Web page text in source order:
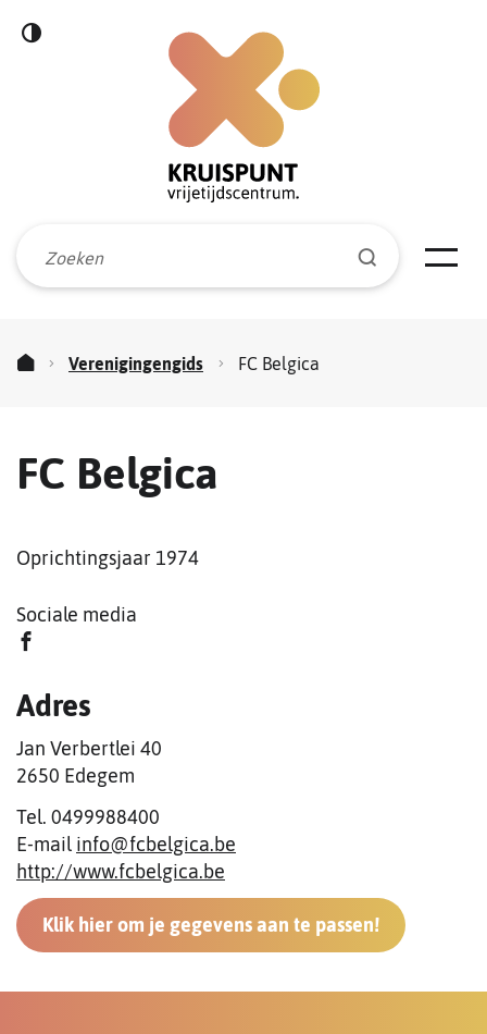
inhoud
Hoog
Kruispunt
vrijetijdscentrum
kunnen
we
Zoeken
Verenigingengids FC Belgica
FC Belgica
Oprichtingsjaar 1974
Sociale media
Adres
Jan Verbertlei 40
,2650 Edegem
Tel. 0499988400
E-
mail
info@fcbelgica.be
Website
http://www.fcbelgica.be
Klik hier om je gegevens aan te passen!